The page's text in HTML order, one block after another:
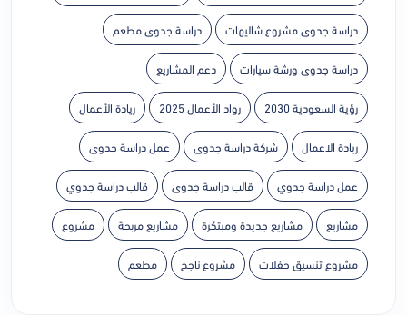
دراسة جدوى مشروع شاليهات دراسة جدوى مطعم
دراسة جدوى ورشة سيارات دعم المشاريع
رؤية السعودية 2030 رواد الأعمال 2025 ريادة الأعمال
ريادة الاعمال شركة دراسة جدوى عمل دراسة جدوى
عمل دراسة جدوي قالب دراسة جدوى قالب دراسة جدوي
مشاريع مشاريع جديدة ومبتكرة مشاريع مربحة مشروع
مشروع تنسيق حفلات مشروع ناجح مطعم